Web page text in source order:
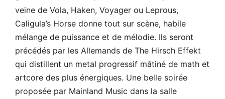
veine de Vola, Haken, Voyager ou Leprous,
Caligula’s Horse donne tout sur scène, habile
mélange de puissance et de mélodie. Ils seront
précédés par les Allemands de The Hirsch Effekt
qui distillent un metal progressif mâtiné de math et
artcore des plus énergiques. Une belle soirée
proposée par Mainland Music dans la salle